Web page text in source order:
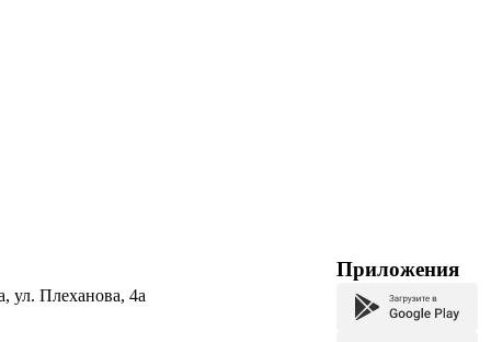
ул. Плеханова, 4а
Приложения